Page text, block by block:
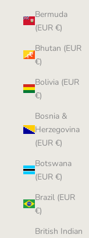
Bermuda
(EUR €)
Bhutan (EUR
€)
Bolivia (EUR
€)
Bosnia &
Herzegovina
(EUR €)
Botswana
(EUR €)
Brazil (EUR
€)
British Indian